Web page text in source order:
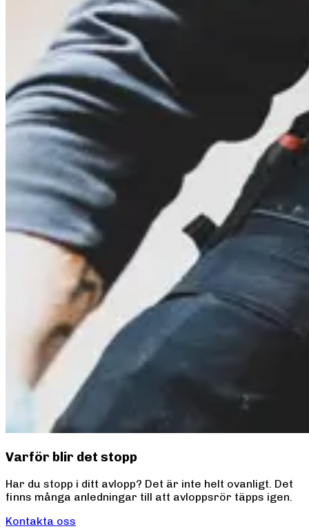
Varför blir det stopp
Har du stopp i ditt avlopp? Det är inte helt ovanligt. Det
finns många anledningar till att avloppsrör täpps igen.
Kontakta oss